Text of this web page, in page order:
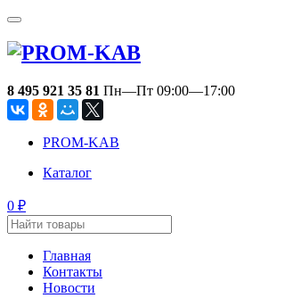
8 495 921 35 81 Пн—Пт 09:00—17:00
PROM-KAB
Каталог
0 ₽
Главная
Контакты
Новости